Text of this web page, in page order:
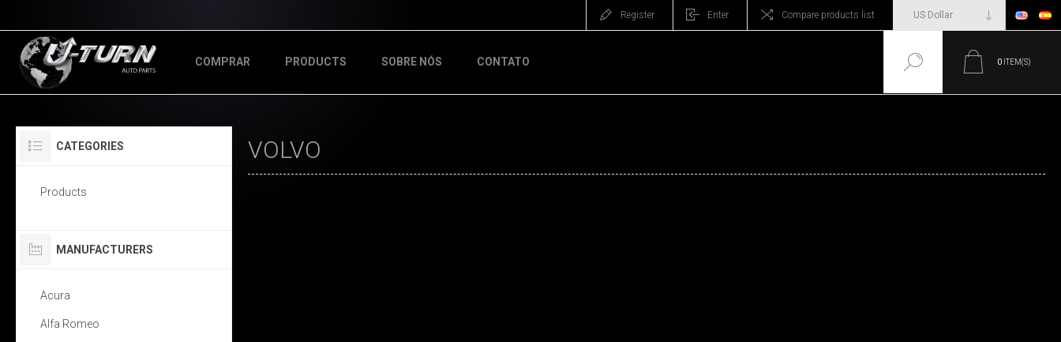
Register Enter Compare products list
COMPRAR PRODUCTS SOBRE NÓS CONTATO 0 ITEM(S)
VOLVO
CATEGORIES
Products
MANUFACTURERS
Acura
Alfa Romeo